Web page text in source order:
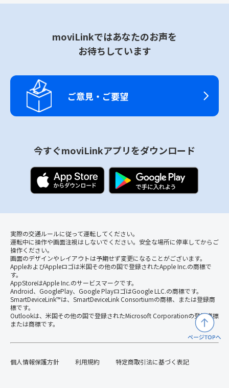
moviLinkではあなたのお声を
お待ちしています
ご意見・ご要望
今すぐmoviLinkアプリをダウンロード
実際の交通ルールに従って運転してください。
運転中に操作や画面注視はしないでください。安全な場所に停車してからご
操作ください。
画面のデザインやレイアウトは予期せず変更になることがございます。
AppleおよびAppleロゴは米国その他の国で登録されたApple Inc.の商標で
す。
AppStoreはApple Inc.のサービスマークです。
Android、GooglePlay、Google PlayロゴはGoogle LLC.の商標です。
SmartDeviceLink™は、SmartDeviceLink Consortiumの商標、または登録商
標です。
Outlookは、米国その他の国で登録されたMicrosoft Corporationの登録商標
または商標です。
個人情報保護方針 利用規約 特定商取引法に基づく表記